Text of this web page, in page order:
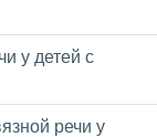
у детей с
речи у